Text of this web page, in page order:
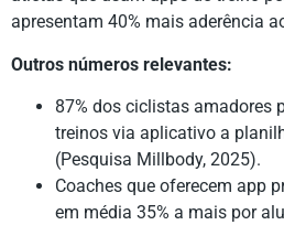
apresentam 40% mais aderência
Outros números relevantes:
87% dos ciclistas amadores
treinos via aplicativo a
(Pesquisa Millbody, 2025).
Coaches que oferecem app
em média 35% a mais por